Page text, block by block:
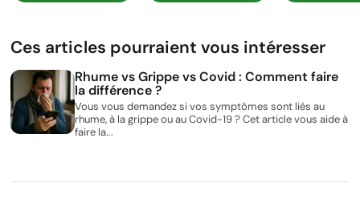
Ces articles pourraient vous intéresser
Rhume vs Grippe vs Covid : Comment faire
la différence ?
Vous vous demandez si vos symptômes sont liés au
rhume, à la grippe ou au Covid-19 ? Cet article vous aide à
faire la...